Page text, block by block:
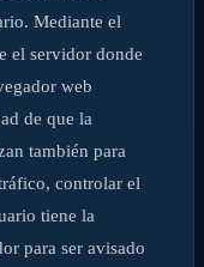
Mediante el
el servidor donde
web
de que la
también para
controlar el
tiene la
para ser avisado